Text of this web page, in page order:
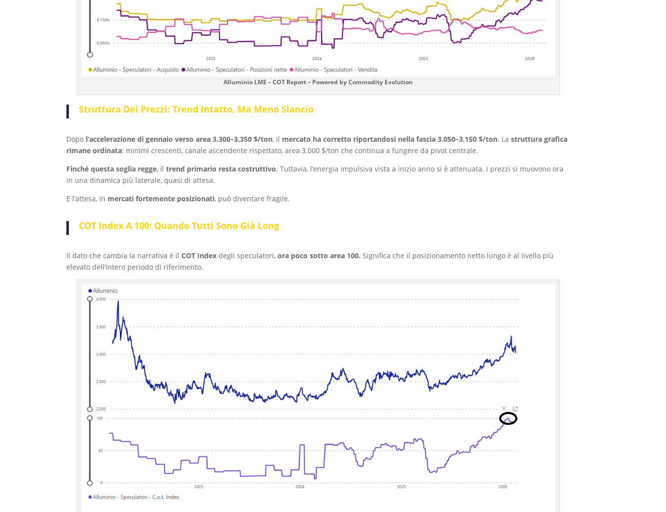
Alluminio LME – COT Report – Powered by Commodity Evolution
Struttura Dei Prezzi: Trend Intatto, Ma Meno Slancio
Dopo l’accelerazione di gennaio verso area 3.300–3.350 $/ton, il mercato ha corretto riportandosi nella fascia 3.050–3.150 $/ton. Lastruttura grafica
rimane ordinata: minimi crescenti, canale ascendente rispettato, area 3.000 $/ton che continua a fungere da pivot centrale.
Finché questa soglia regge, iltrend primario resta costruttivo. Tuttavia, l’energia impulsiva vista a inizio anno si è attenuata. I prezzi si muovono ora
in una dinamica più laterale, quasi di attesa.
E l’attesa, in mercati fortemente posizionati, può diventare fragile.
COT Index A 100: Quando Tutti Sono Già Long
Il dato che cambia la narrativa è ilCOT Index degli speculatori,ora poco sotto area 100. Significa che il posizionamento netto lungo è al livello più
elevato dell’intero periodo di riferimento.